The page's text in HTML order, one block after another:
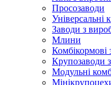
Просозаводи
Універсальні
Заводи з
Млини
Комбікормові
Крупозаводи
Модульні